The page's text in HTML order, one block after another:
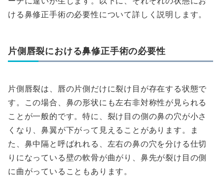
ける鼻修正手術の必要性について詳しく説明します。
片側唇裂における鼻修正手術の必要性
片側唇裂は、唇の片側だけに裂け目が存在する状態で
す。この場合、鼻の形状にも左右非対称性が見られる
ことが一般的です。特に、裂け目の側の鼻の穴が小さ
くなり、鼻翼が下がって見えることがあります。ま
た、鼻中隔と呼ばれれる、左右の鼻の穴を分ける仕切
りになっている壁の軟骨が曲がり、鼻先が裂け目の側
に曲がっていることもあります。